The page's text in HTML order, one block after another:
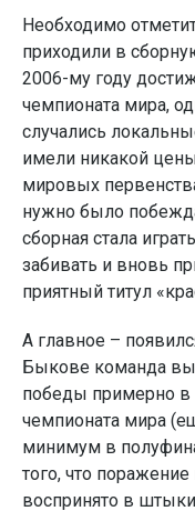
Необходимо
приходили в
2006-му году
чемпионата мира,
случались
имели никакой
мировых
нужно было
сборная стала
забивать и вновь
приятный титул
А главное –
Быкове команда
победы примерно в
чемпионата мира
минимум в
того, что
воспринято в